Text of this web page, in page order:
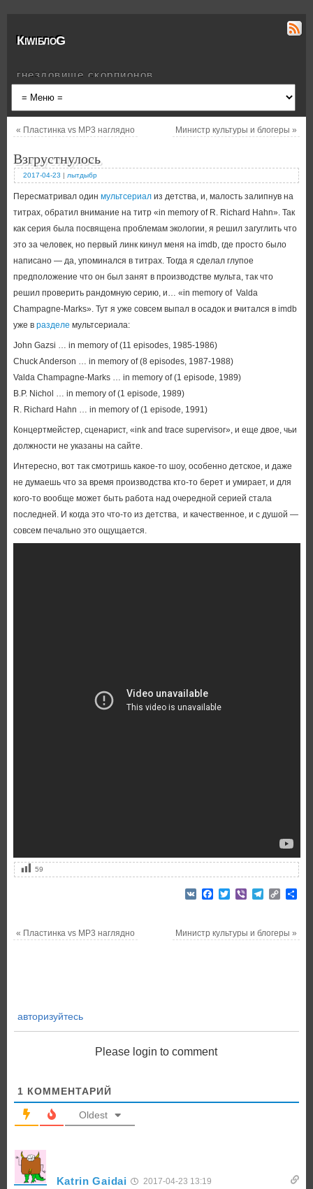
КiwiблоG
гнездовище скорпионов
« Пластинка vs MP3 наглядно Министр культуры и блогеры»
Взгрустнулось
2017-04-23 | лытдыбр
Пересматривал один мультсериализ детства, и, малость залипнув на
титрах, обратил внимание на титр «in memory of R. Richard Hahn». Так
как серия была посвящена проблемам экологии, я решил загуглить что
это за человек, но первый линк кинул меня на imdb, где просто было
написано — да, упоминался в титрах. Тогда я сделал глупое
предположение что он был занят в производстве мульта, так что
решил проверить рандомную серию, и… «in memory of Valda
Champagne-Marks». Тут я уже совсем выпал в осадок и вчитался в imdb
уже в разделе мультсериала:
John Gazsi … in memory of (11 episodes, 1985-1986)
Chuck Anderson … in memory of (8 episodes, 1987-1988)
Valda Champagne-Marks … in memory of (1 episode, 1989)
B.P. Nichol … in memory of (1 episode, 1989)
R. Richard Hahn … in memory of (1 episode, 1991)
Концертмейстер, сценарист, «ink and trace supervisor», и еще двое, чьи
должности не указаны на сайте.
Интересно, вот так смотришь какое-то шоу, особенно детское, и даже
не думаешь что за время производства кто-то берет и умирает, и для
кого-то вообще может быть работа над очередной серией стала
последней. И когда это что-то из детства, и качественное, и с душой —
совсем печально это ощущается.
59
VK Facebook
TwitterViberTelegram
Copy
« Пластинка vs MP3 наглядно Министр культуры и блогеры»
авторизуйтесь
Please login to comment
1 КОММЕНТАРИЙ
Oldest
Katrin Gaidai 2017-04-23 13:19